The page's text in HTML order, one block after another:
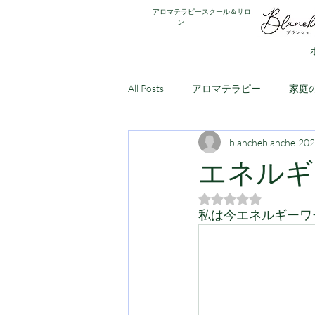
アロマテラピースクール＆サロ
ン
All Posts アロマテラピー 家庭
アロマ・アドバイザー講座 ア
エネル
blancheblanche
5つ星のうちNaN
私は今エネルギーワ